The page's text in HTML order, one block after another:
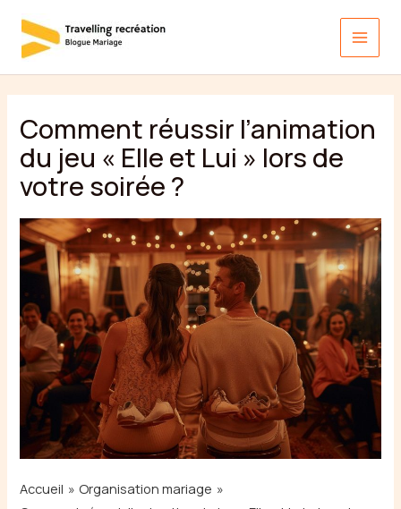
contenu
Comment réussir l’animation
du jeu « Elle et Lui » lors de
votre soirée ?
Accueil
Organisation mariage